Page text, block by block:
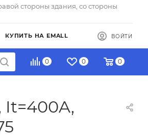
стороны здания, со стороны
КУПИТЬ НА EMALL ВОЙТИ
0 0 0
It=400A,